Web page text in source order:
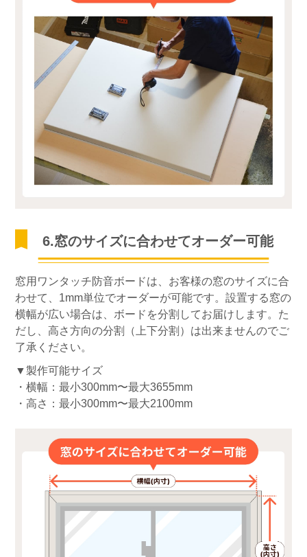
6.窓のサイズに合わせてオーダー可能
窓用ワンタッチ防音ボードは、お客様の窓のサイズに合
わせて、1mm単位でオーダーが可能です。設置する窓の
横幅が広い場合は、ボードを分割してお届けします。た
だし、高さ方向の分割（上下分割）は出来ませんのでご
了承ください。
▼製作可能サイズ
・横幅：最小300mm〜最大3655mm
・高さ：最小300mm〜最大2100mm